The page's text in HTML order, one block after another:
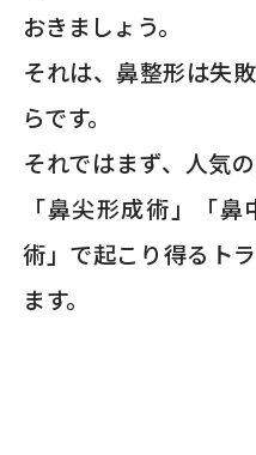
おきましょう。
それは、鼻整形は失
らです。
それではまず、人気
「鼻尖形成術」「
術」で起こり得るト
ます。